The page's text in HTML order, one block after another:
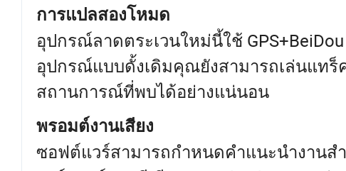
การแปลสองโหมด
อุปกรณ์ลาดตระเวนใหม่นี้ใช้
อุปกรณ์แบบดั้งเดิมคุณยังสามารถเล่นแทร็
สถานการณ์ที่พบได้อย่างแน่นอน
พรอมต์งานเสียง
ซอฟต์แวร์สามารถกำหนดคำแนะนำงานส